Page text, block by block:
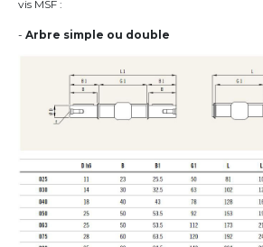
vis MSF :
- Arbre simple ou double